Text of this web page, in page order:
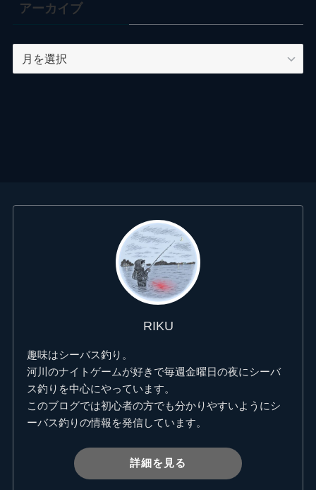
アーカイブ
RIKU
趣味はシーバス釣り。
河川のナイトゲームが好きで毎週金曜日の夜にシーバ
ス釣りを中心にやっています。
このブログでは初心者の方でも分かりやすいようにシ
ーバス釣りの情報を発信しています。
詳細を見る